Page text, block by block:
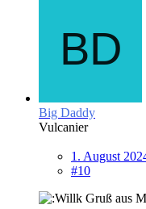
Big Daddy
Vulcanier
1. August
#10
Gruß aus